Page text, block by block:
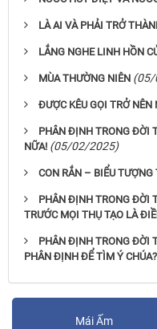
LÀ AI VÀ PHẢI TRỞ
LẮNG NGHE LINH HỒN
MÙA THƯỜNG NIÊN (05/
ĐƯỢC KÊU GỌI TRỞ NÊN
PHÂN ĐỊNH TRONG ĐỜI
NỮA! (05/02/2025)
CON RẮN – BIỂU TƯỢNG
PHÂN ĐỊNH TRONG ĐỜI
TRƯỚC MỌI THỤ TẠO LÀ
PHÂN ĐỊNH TRONG ĐỜI
PHÂN ĐỊNH ĐỂ TÌM Ý CHÚA?
Mái Ấm